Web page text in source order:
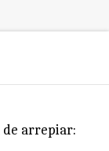
de arrepiar: